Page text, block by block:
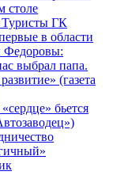
столе
ГК
в области
Федоровы:
выбрал папа.
(газета
бьется